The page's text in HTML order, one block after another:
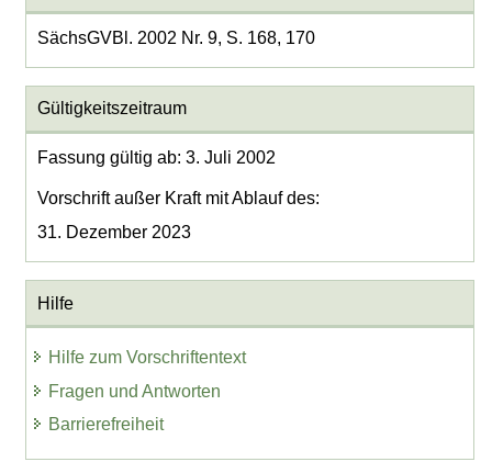
SächsGVBl. 2002 Nr. 9, S. 168, 170
Gültigkeitszeitraum
Fassung gültig ab: 3. Juli 2002
Vorschrift außer Kraft mit Ablauf des:
31. Dezember 2023
Hilfe
Hilfe zum Vorschriftentext
Fragen und Antworten
Barrierefreiheit